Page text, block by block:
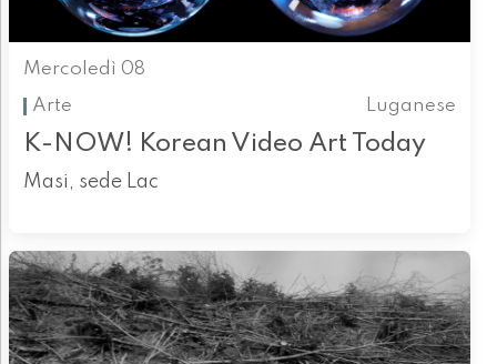
Mercoledì 08
Arte
Luganese
K-NOW! Korean Video Art Today
Masi, sede Lac